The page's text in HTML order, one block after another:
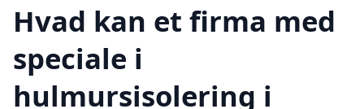
Hvad kan et firma med
speciale i
hulmursisolering i